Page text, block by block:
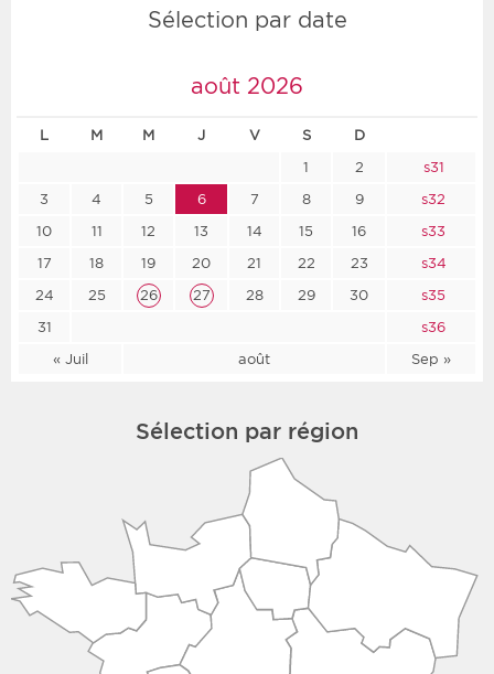
Sélection par date
août 2026
L M M J V S D
« Juil août Sep »
1 2
s31
3
4 5 6 7 8 9
s32
10
11 12 13 14 15 16
s33
17
18 19 20 21 22 23
s34
24
25 26 27 28 29 30
s35
31
s36
Sélection par région